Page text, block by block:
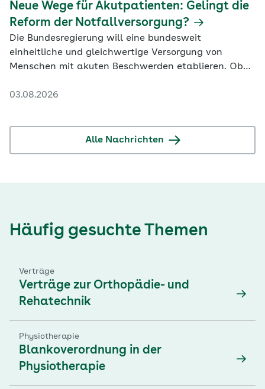
03.08.2026
Neue Wege für Akutpatienten: Gelingt die
Reform der Notfallversorgung?
Die Bundesregierung will eine bundesweit
einheitliche und gleichwertige Versorgung von
Menschen mit akuten Beschwerden etablieren. Ob
Alle Nachrichten
Häufig gesuchte Themen
Verträge
Verträge zur Orthopädie- und
Rehatechnik
Physiotherapie
Blankoverordnung in der
Physiotherapie